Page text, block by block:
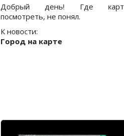
Добрый день! Где
посмотреть, не понял.
К новости:
Город на карте